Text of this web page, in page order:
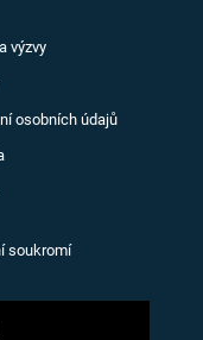
výzvy
osobních údajů
soukromí